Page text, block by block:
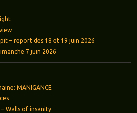
pit – report des 18 et 19 juin 2026
7 juin 2026
MANIGANCE
– Walls of insanity